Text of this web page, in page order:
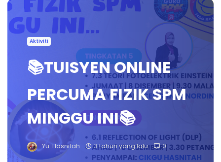
Aktiviti
📚TUISYEN ONLINE
PERCUMA FIZIK SPM
MINGGU INI📚
Yu. Hasnitah 3 tahun yang lalu 0